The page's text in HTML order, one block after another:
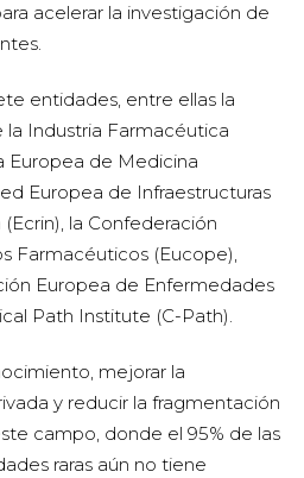
acelerar la investigación de
entidades, entre ellas la
Industria Farmacéutica
Europea de Medicina
Europea de Infraestructuras
la Confederación
Farmacéuticos (Eucope),
Europea de Enfermedades
Path Institute (C-Path).
mejorar la
y reducir la fragmentación
campo, donde el 95% de las
raras aún no tiene